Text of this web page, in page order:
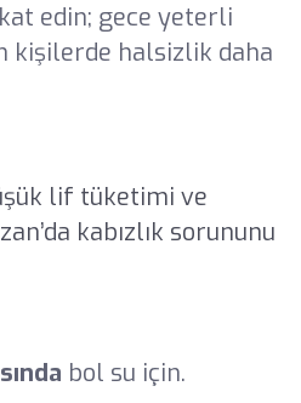
edin; gece yeterli
kişilerde halsizlik daha
lif tüketimi ve
kabızlık sorununu
bol su için.